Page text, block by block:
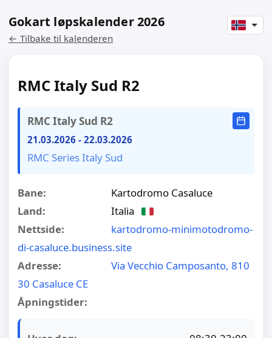
Gokart løpskalender 2026
← Tilbake til kalenderen
RMC Italy Sud R2
RMC Italy Sud R2
21.03.2026 - 22.03.2026
RMC Series Italy Sud
Bane:
Kartodromo Casaluce
Land:
Italia
Nettside:
kartodromo-minimotodromo-
di-casaluce.business.site
Adresse:
Via Vecchio Camposanto, 810
30 Casaluce CE
Åpningstider: